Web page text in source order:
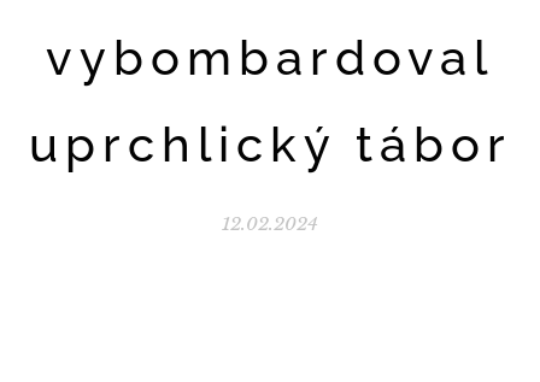
vybombardoval
uprchlický tábor
12.02.2024